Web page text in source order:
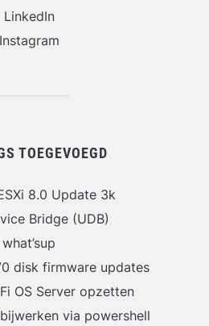
LinkedIn
Instagram
TOEGEVOEGD
8.0 Update 3k
Bridge (UDB)
what’sup
disk firmware updates
OS Server opzetten
via powershell